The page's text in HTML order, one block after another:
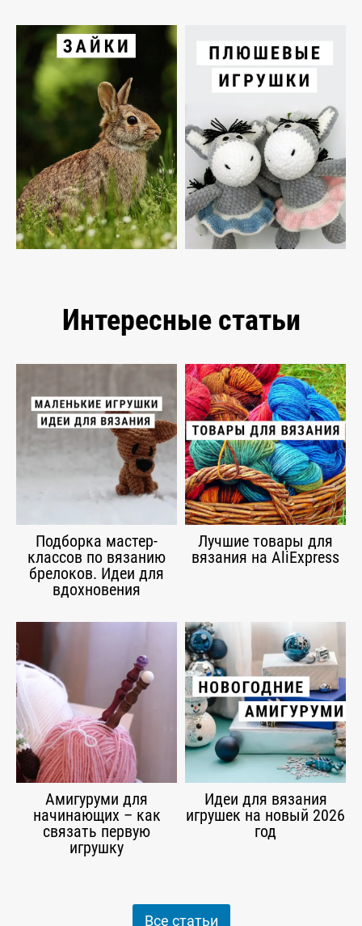
Интересные статьи
Подборка мастер-
классов по вязанию
брелоков. Идеи для
вдохновения
Лучшие товары для
вязания на AliExpress
Амигуруми для
начинающих – как
связать первую
игрушку
Идеи для вязания
игрушек на новый 2026
год
Все статьи